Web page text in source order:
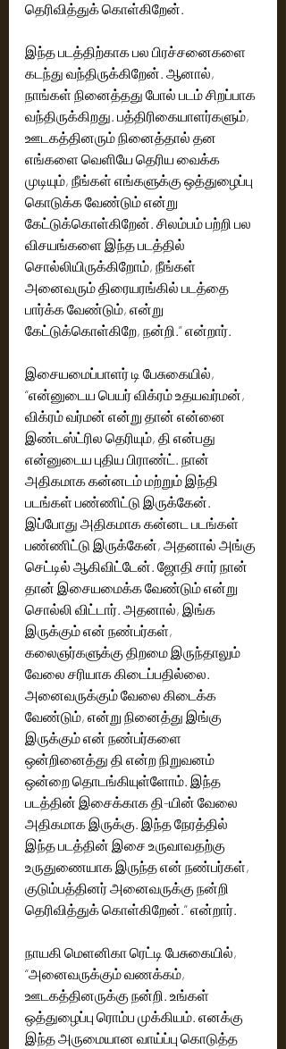
தெரிவித்துக் கொள்கிறேன்.
இந்த படத்திற்காக பல பிரச்சனைகளை
கடந்து வந்திருக்கிறேன். ஆனால்,
நாங்கள் நினைத்தது போல் படம் சிறப்பாக
வந்திருக்கிறது. பத்திரிகையாளர்களும்,
ஊடகத்தினரும் நினைத்தால் தன
எங்களை வெளியே தெரிய வைக்க
முடியும், நீங்கள் எங்களுக்கு ஒத்துழைப்பு
கொடுக்க வேண்டும் என்று
கேட்டுக்கொள்கிறேன். சிலம்பம் பற்றி பல
விசயங்களை இந்த படத்தில்
சொல்லியிருக்கிறோம், நீங்கள்
அனைவரும் திரையரங்கில் படத்தை
பார்க்க வேண்டும், என்று
கேட்டுக்கொள்கிறே, நன்றி.” என்றார்.
இசையமைப்பாளர் டி பேசுகையில்,
“என்னுடைய பெயர் விக்ரம் உதயவர்மன்,
விக்ரம் வர்மன் என்று தான் என்னை
இண்டஸ்ட்ரில தெரியும், தி என்பது
என்னுடைய புதிய பிராண்ட். நான்
அதிகமாக கன்னடம் மற்றும் இந்தி
படங்கள் பண்ணிட்டு இருக்கேன்.
இப்போது அதிகமாக கன்னட படங்கள்
பண்ணிட்டு இருக்கேன், அதனால் அங்கு
செட்டில் ஆகிவிட்டேன். ஜோதி சார் நான்
தான் இசையமைக்க வேண்டும் என்று
சொல்லி விட்டார். அதனால், இங்க
இருக்கும் என் நண்பர்கள்,
கலைஞர்களுக்கு திறமை இருந்தாலும்
வேலை சரியாக கிடைப்பதில்லை.
அனைவருக்கும் வேலை கிடைக்க
வேண்டும், என்று நினைத்து இங்கு
இருக்கும் என் நண்பர்களை
ஒன்றினைத்து தி என்ற நிறுவனம்
ஒன்றை தொடங்கியுள்ளோம். இந்த
படத்தின் இசைக்காக தி-யின் வேலை
அதிகமாக இருக்கு. இந்த நேரத்தில்
இந்த படத்தின் இசை உருவாவதற்கு
உருதுணையாக இருந்த என் நண்பர்கள்,
குடும்பத்தினர் அனைவருக்கு நன்றி
தெரிவித்துக் கொள்கிறேன்.” என்றார்.
நாயகி மெளனிகா ரெட்டி பேசுகையில்,
“அனைவருக்கும் வணக்கம்,
ஊடகத்தினருக்கு நன்றி. உங்கள்
ஒத்துழைப்பு ரொம்ப முக்கியம். எனக்கு
இந்த அருமையான வாய்ப்பு கொடுத்த